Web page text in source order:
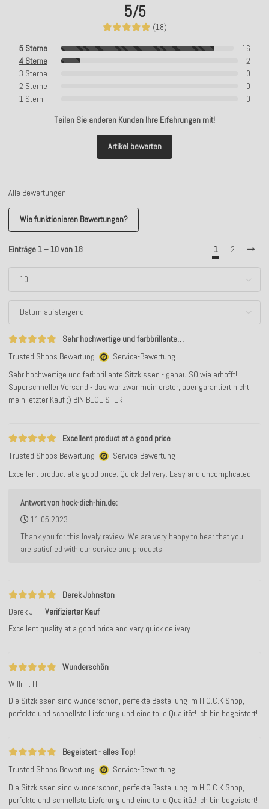
5/5
(18)
5 Sterne
16
4 Sterne
2
3 Sterne
0
2 Sterne
0
1 Stern
0
Teilen Sie anderen Kunden Ihre Erfahrungen mit!
Artikel bewerten
Alle Bewertungen:
Wie funktionieren Bewertungen?
Einträge 1 – 10 von 18 1 2
Sehr hochwertige und farbbrillante…
Trusted Shops Bewertung
Service-Bewertung
Sehr hochwertige und farbbrillante Sitzkissen - genau SO wie erhofft!!!
Superschneller Versand - das war zwar mein erster, aber garantiert nicht
mein letzter Kauf ;) BIN BEGEISTERT!
Excellent product at a good price
Trusted Shops Bewertung
Service-Bewertung
Excellent product at a good price. Quick delivery. Easy and uncomplicated.
Antwort von hock-dich-hin.de:
11.05.2023
Thank you for this lovely review. We are very happy to hear that you
are satisfied with our service and products.
Derek Johnston
Derek J
Verifizierter Kauf
Excellent quality at a good price and very quick delivery.
Wunderschön
Willi H. H
Die Sitzkissen sind wunderschön, perfekte Bestellung im H.O.C.K Shop,
perfekte und schnellste Lieferung und eine tolle Qualität! Ich bin begeistert!
Begeistert - alles Top!
Trusted Shops Bewertung
Service-Bewertung
Die Sitzkissen sind wunderschön, perfekte Bestellung im H.O.C.K Shop,
perfekte und schnellste Lieferung und eine tolle Qualität! Ich bin begeistert!